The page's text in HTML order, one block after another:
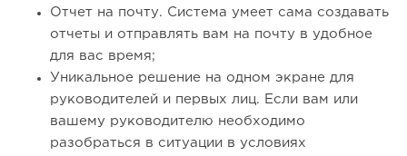
Отчет на почту. Система умеет сама создавать
отчеты и отправлять вам на почту в удобное
для вас время;
Уникальное решение на одном экране для
руководителей и первых лиц. Если вам или
вашему руководителю необходимо
разобраться в ситуации в условиях